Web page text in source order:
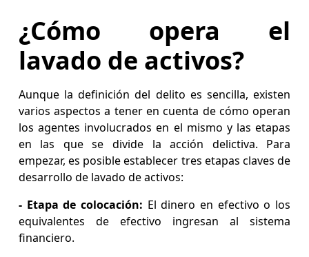
¿Cómo opera el
lavado de activos?
Aunque la definición del delito es sencilla, existen
varios aspectos a tener en cuenta de cómo operan
los agentes involucrados en el mismo y las etapas
en las que se divide la acción delictiva. Para
empezar, es posible establecer tres etapas claves de
desarrollo de lavado de activos:
- Etapa de colocación: El dinero en efectivo o los
equivalentes de efectivo ingresan al sistema
financiero.